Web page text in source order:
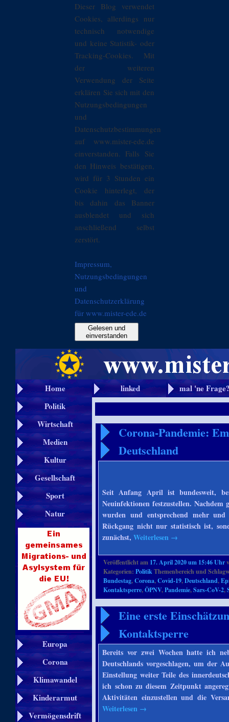
Dieser Blog verwendet
Cookies, allerdings nur
technisch notwendige
und keine Statistik- oder
Tracking-Cookies. Mit
der weiteren
Verwendung der Seite
erklären Sie sich mit den
Nutzungsbedingungen
und
Datenschutzbestimmungen
auf www.mister-ede.de
einverstanden. Falls Sie
den Hinweis bestätigen,
wird für 3 Stunden ein
Cookie hinterlegt, der
bis dahin das Banner
ausblendet und sich
anschließend selbst
zerstört.
Impressum,
Nutzungsbedingungen
und
Datenschutzerklärung
für www.mister-ede.de
Gelesen und
einverstanden
Home linked
mal 'ne
Politik
Wirtschaft
Medien
Kultur
Gesellschaft
Sport
Natur
Europa
Corona
Klimawandel
Kinderarmut
Vermögensdrift
Corona-Pandemie:
Deutschland
Seit Anfang April ist bundesweit,
Neuinfektionen festzustellen.
wurden und entsprechend mehr und
Rückgang nicht nur statistisch ist,
zunächst,Weiterlesen →
Veröffentlicht am 17. April 2020 um 15:46 Uhr
Kategorien:PolitikThemenbereich und
Bundestag,Corona,Covid-19,Deutschland,
Kontaktsperre,ÖPNV,Pandemie,Sars-CoV-2,
Eine erste
Kontaktsperre
Bereits vor zwei Wochen hatte ich
Deutschlands vorgeschlagen, um der
Einstellung weiter Teile des
ich schon zu diesem Zeitpunkt
Aktivitäten einzustellen und die
Weiterlesen →